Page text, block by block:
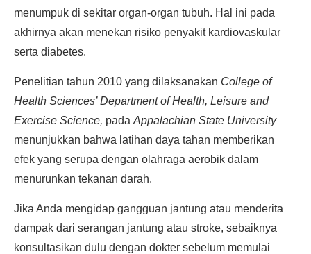
menumpuk di sekitar organ-organ tubuh. Hal ini pada
akhirnya akan menekan risiko penyakit kardiovaskular
serta diabetes.
Penelitian tahun 2010 yang dilaksanakan College of
Health Sciences’ Department of Health, Leisure and
Exercise Science, pada Appalachian State University
menunjukkan bahwa latihan daya tahan memberikan
efek yang serupa dengan olahraga aerobik dalam
menurunkan tekanan darah.
Jika Anda mengidap gangguan jantung atau menderita
dampak dari serangan jantung atau stroke, sebaiknya
konsultasikan dulu dengan dokter sebelum memulai